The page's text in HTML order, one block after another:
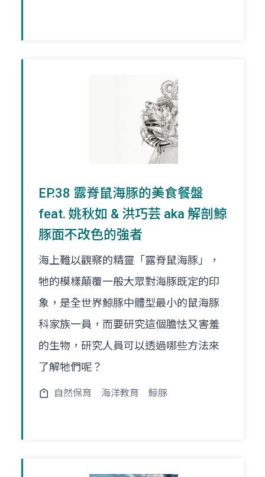
EP.38 露脊鼠海豚的美食餐盤
feat. 姚秋如 & 洪巧芸 aka 解剖鯨
豚面不改色的強者
海上難以觀察的精靈「露脊鼠海豚」，
牠的模樣顛覆一般大眾對海豚既定的印
象，是全世界鯨豚中體型最小的鼠海豚
科家族一員，而要研究這個膽怯又害羞
的生物，研究人員可以透過哪些方法來
了解牠們呢？
自然保育 海洋教育 鯨豚